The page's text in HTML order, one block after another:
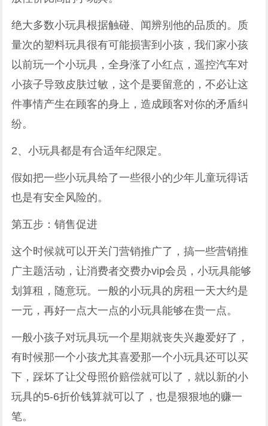
绝大多数小玩具根据触碰、闻辨别他的品质的。质
量次的塑料玩具很有可能损害到小孩，我们家小孩
以前玩一个小玩具，全身涨了小红点，遥控汽车对
小孩子导致皮肤过敏，这个是要留意的，不必让这
件事情产生在顾客的身上，造成顾客对你的矛盾纠
纷。
2、小玩具都是有合适年纪限定。
假如把一些小玩具给了一些很小的少年儿童玩得话
也是有安全风险的。
第五步：销售促进
这个时候就可以开关门营销推广了，搞一些营销推
广主题活动，让消费者交费办vip会员，小玩具能够
划算租，随意玩。一般的小玩具的房租一天大约是
一元，再好一点大一点的小玩具能够在贵一点。
一般小孩子对玩具玩一个星期就丧失兴趣爱好了，
有时候那一个小孩尤其喜爱那一个小玩具还可以买
下，踩坏了让父母照价赔偿就可以了，就以新的小
玩具的5-6折价钱算就可以了，也是狠狠地的赚一
笔。